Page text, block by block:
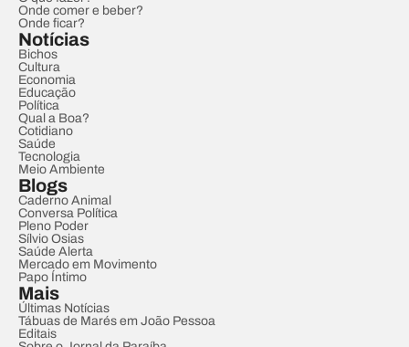
Onde comer e beber?
Onde ficar?
Notícias
Bichos
Cultura
Economia
Educação
Política
Qual a Boa?
Cotidiano
Saúde
Tecnologia
Meio Ambiente
Blogs
Caderno Animal
Conversa Política
Pleno Poder
Sílvio Osias
Saúde Alerta
Mercado em Movimento
Papo Íntimo
Mais
Últimas Notícias
Tábuas de Marés em João Pessoa
Editais